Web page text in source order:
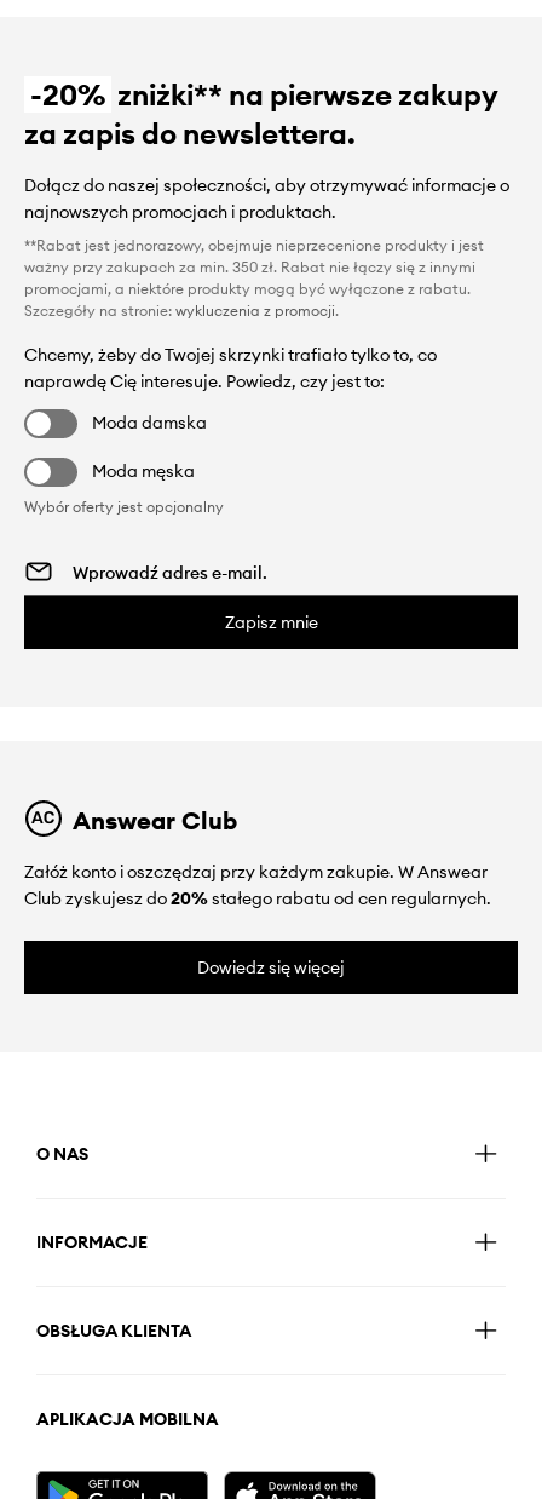
-20% zniżki** na pierwsze zakupy
za zapis do newslettera.
Dołącz do naszej społeczności, aby otrzymywać informacje o
najnowszych promocjach i produktach.
**Rabat jest jednorazowy, obejmuje nieprzecenione produkty i jest
ważny przy zakupach za min. 350 zł. Rabat nie łączy się z innymi
promocjami, a niektóre produkty mogą być wyłączone z rabatu.
Szczegóły na stronie: wykluczenia z promocji.
Chcemy, żeby do Twojej skrzynki trafiało tylko to, co
naprawdę Cię interesuje. Powiedz, czy jest to:
Moda damska
Moda męska
Wybór oferty jest opcjonalny
Zapisz mnie
Answear Club
Załóż konto i oszczędzaj przy każdym zakupie. W Answear
Club zyskujesz do20%stałego rabatu od cen regularnych.
Dowiedz się więcej
O NAS
INFORMACJE
OBSŁUGA KLIENTA
APLIKACJA MOBILNA